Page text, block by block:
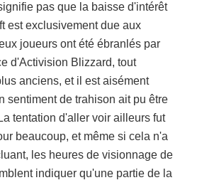
pas que la baisse d'intérêt
est exclusivement due aux
joueurs ont été ébranlés par
d'Activision Blizzard, tout
anciens, et il est aisément
sentiment de trahison ait pu être
tentation d'aller voir ailleurs fut
beaucoup, et même si cela n'a
les heures de visionnage de
indiquer qu'une partie de la